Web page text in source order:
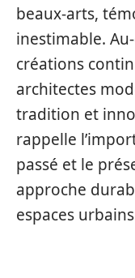
beaux-arts,
inestimable.
créations
architectes
tradition et
rappelle
passé et le
approche
espaces